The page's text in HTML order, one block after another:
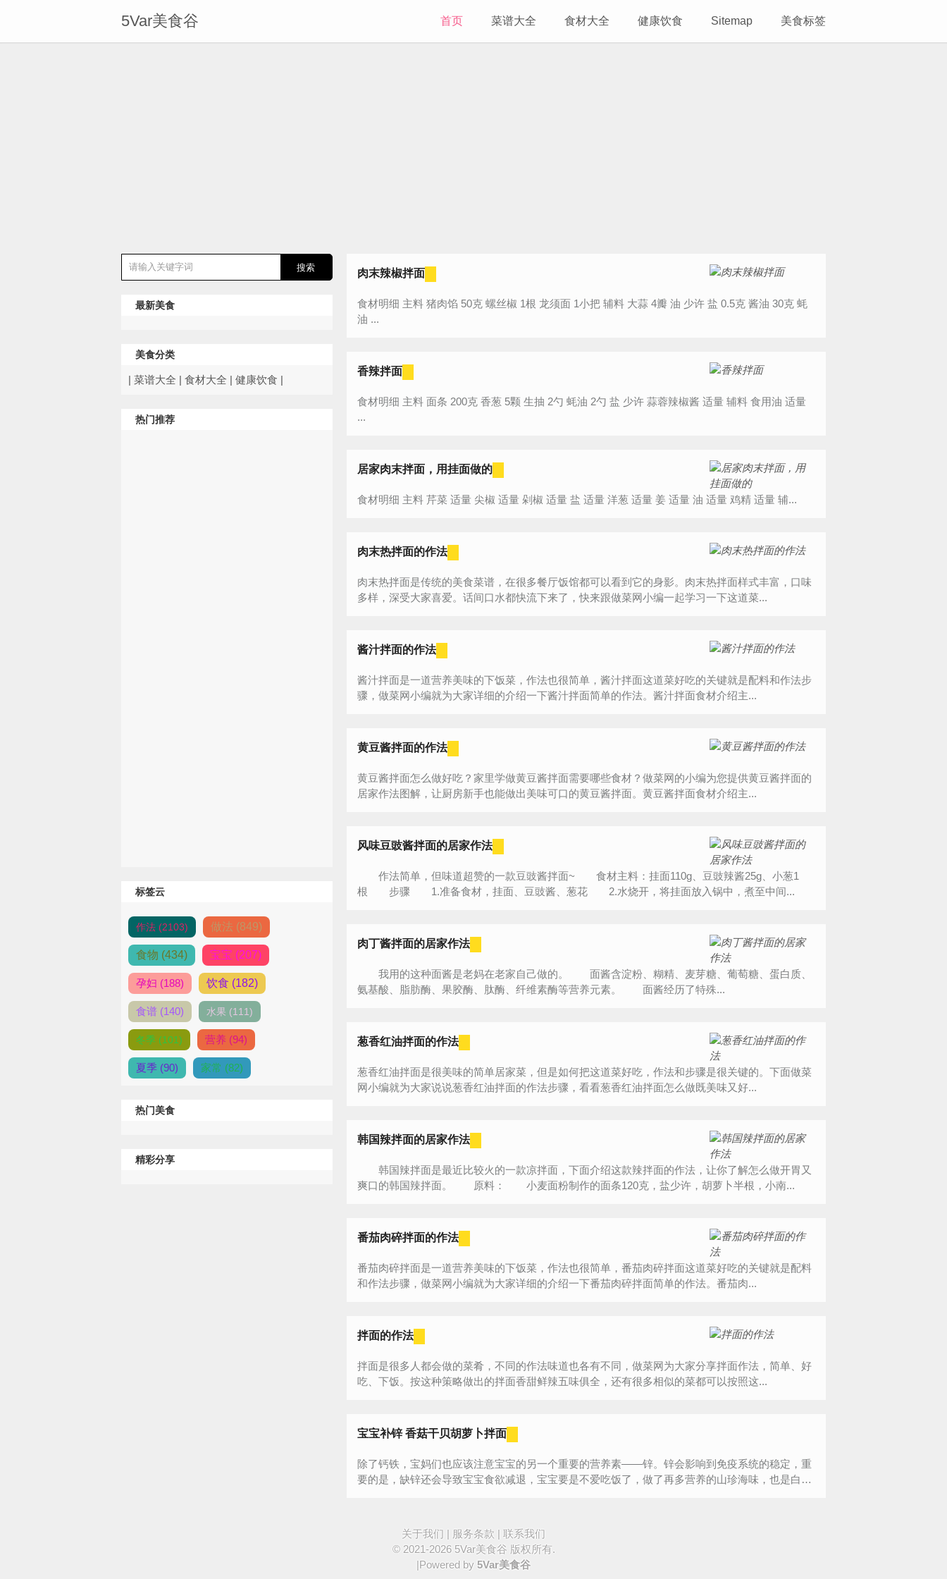
5Var美食谷 首页 菜谱大全 食材大全 健康饮食 Sitemap 美食标签
最新美食
美食分类
| 菜谱大全 | 食材大全 | 健康饮食 |
热门推荐
标签云
作法 (2103) 做法 (849)
食物 (434) 宝宝 (207)
孕妇 (188) 饮食 (182)
食谱 (140) 水果 (111)
冬季 (101) 营养 (94)
夏季 (90) 家常 (82)
热门美食
精彩分享
肉末辣椒拌面
食材明细 主料 猪肉馅 50克 螺丝椒 1根 龙须面 1小把 辅料 大蒜 4瓣 油 少许 盐 0.5克 酱油 30克 蚝
油 ...
香辣拌面
食材明细 主料 面条 200克 香葱 5颗 生抽 2勺 蚝油 2勺 盐 少许 蒜蓉辣椒酱 适量 辅料 食用油 适量
...
居家肉末拌面，用挂面做的
食材明细 主料 芹菜 适量 尖椒 适量 剁椒 适量 盐 适量 洋葱 适量 姜 适量 油 适量 鸡精 适量 辅...
肉末热拌面的作法
肉末热拌面是传统的美食菜谱，在很多餐厅饭馆都可以看到它的身影。肉末热拌面样式丰富，口味
多样，深受大家喜爱。话间口水都快流下来了，快来跟做菜网小编一起学习一下这道菜...
酱汁拌面的作法
酱汁拌面是一道营养美味的下饭菜，作法也很简单，酱汁拌面这道菜好吃的关键就是配料和作法步
骤，做菜网小编就为大家详细的介绍一下酱汁拌面简单的作法。酱汁拌面食材介绍主...
黄豆酱拌面的作法
黄豆酱拌面怎么做好吃？家里学做黄豆酱拌面需要哪些食材？做菜网的小编为您提供黄豆酱拌面的
居家作法图解，让厨房新手也能做出美味可口的黄豆酱拌面。黄豆酱拌面食材介绍主...
风味豆豉酱拌面的居家作法
作法简单，但味道超赞的一款豆豉酱拌面~ 食材主料：挂面110g、豆豉辣酱25g、小葱1
根 步骤 1.准备食材，挂面、豆豉酱、葱花 2.水烧开，将挂面放入锅中，煮至中间...
肉丁酱拌面的居家作法
我用的这种面酱是老妈在老家自己做的。 面酱含淀粉、糊精、麦芽糖、葡萄糖、蛋白质、
氨基酸、脂肪酶、果胶酶、肽酶、纤维素酶等营养元素。 面酱经历了特殊...
葱香红油拌面的作法
葱香红油拌面是很美味的简单居家菜，但是如何把这道菜好吃，作法和步骤是很关键的。下面做菜
网小编就为大家说说葱香红油拌面的作法步骤，看看葱香红油拌面怎么做既美味又好...
韩国辣拌面的居家作法
韩国辣拌面是最近比较火的一款凉拌面，下面介绍这款辣拌面的作法，让你了解怎么做开胃又
爽口的韩国辣拌面。 原料： 小麦面粉制作的面条120克，盐少许，胡萝卜半根，小南...
番茄肉碎拌面的作法
番茄肉碎拌面是一道营养美味的下饭菜，作法也很简单，番茄肉碎拌面这道菜好吃的关键就是配料
和作法步骤，做菜网小编就为大家详细的介绍一下番茄肉碎拌面简单的作法。番茄肉...
拌面的作法
拌面是很多人都会做的菜肴，不同的作法味道也各有不同，做菜网为大家分享拌面作法，简单、好
吃、下饭。按这种策略做出的拌面香甜鲜辣五味俱全，还有很多相似的菜都可以按照这...
宝宝补锌 香菇干贝胡萝卜拌面
除了钙铁，宝妈们也应该注意宝宝的另一个重要的营养素——锌。锌会影响到免疫系统的稳定，重
要的是，缺锌还会导致宝宝食欲减退，宝宝要是不爱吃饭了，做了再多营养的山珍海味，也是白
关于我们 | 服务条款 | 联系我们
© 2021-2026 5Var美食谷 版权所有.
|Powered by 5Var美食谷